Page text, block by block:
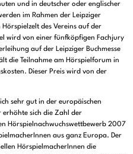
und in deutscher oder englischer
im Rahmen der Leipziger
Hörspielzelt des Vereins auf der
wird von einer fünfköpfigen Fachjury
auf der Leipziger Buchmesse
die Teilnahme am Hörspielforum in
Dieser Preis wird von der
sehr gut in der europäischen
erhöhte sich die Zahl der
Hörspielnachwuchswettbewerb 2007
aus ganz Europa. Der
HörspielmacherInnen die